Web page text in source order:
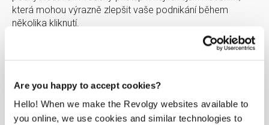
Are you happy to accept cookies?
Hello! When we make the Revolgy websites available to
you online, we use cookies and similar technologies to
která mohou výrazně zlepšit vaše podnikání během
několika kliknutí.
Jak to? Výše uvedené výhody jsou plně hrazeny
dodavatelem cloudu. Ti se dělí o část své marže, aby
zajistili, že partner poskytne svým zákazníkům veškerou